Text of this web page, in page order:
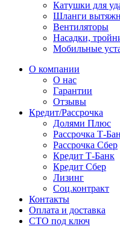
Катушки для
Шланги
Вентиляторы
Насадки,
Мобильные
О компании
О нас
Гарантии
Отзывы
Кредит/Рассрочка
Долями Плюс
Рассрочка Т-
Рассрочка Сбер
Кредит Т-Банк
Кредит Сбер
Лизинг
Соц.контракт
Контакты
Оплата и доставка
СТО под ключ